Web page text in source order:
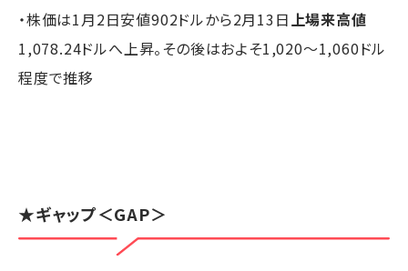
・株価は1月2日安値902ドルから2月13日上場来高値
1,078.24ドルへ上昇。その後はおよそ1,020～1,060ドル
程度で推移
★ギャップ＜GAP＞